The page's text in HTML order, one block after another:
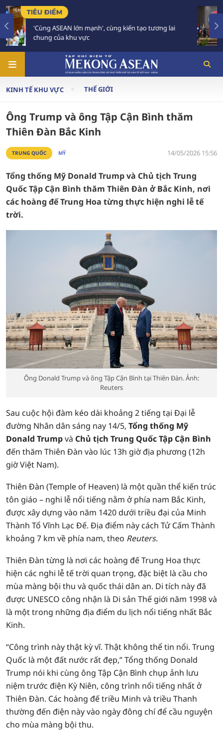
lai
59 năm ASEAN: Giữ vững đoàn kết, định
KINH TẾ KHU VỰC THẾ GIỚI
Ông Trump và ông Tập Cận Bình thăm
Thiên Đàn Bắc Kinh
TRUNG QUỐC MỸ 14/05/2026 15:56
Tổng thống Mỹ Donald Trump và Chủ tịch Trung
Quốc Tập Cận Bình thăm Thiên Đàn ở Bắc Kinh, nơi
các hoàng đế Trung Hoa từng thực hiện nghi lễ tế
trời.
Ông Donald Trump và ông Tập Cận Bình tại Thiên Đàn. Ảnh:
Reuters
Sau cuộc hội đàm kéo dài khoảng 2 tiếng tại Đại lễ
đường Nhân dân sáng nay 14/5, Tổng thống Mỹ
Donald Trumpvà Chủ tịch Trung Quốc Tập Cận Bình
đến thăm Thiên Đàn vào lúc 13h giờ địa phương (12h
giờ Việt Nam).
Thiên Đàn (Temple of Heaven) là một quần thể kiến trúc
tôn giáo – nghi lễ nổi tiếng nằm ở phía nam Bắc Kinh,
được xây dựng vào năm 1420 dưới triều đại của Minh
Thành Tổ Vĩnh Lạc Đế. Địa điểm này cách Tử Cấm Thành
khoảng 7 km về phía nam, theo Reuters.
Thiên Đàn từng là nơi các hoàng đế Trung Hoa thực
hiện các nghi lễ tế trời quan trọng, đặc biệt là cầu cho
mùa màng bội thu và quốc thái dân an. Di tích này đã
được UNESCO công nhận là Di sản Thế giới năm 1998 và
là một trong những địa điểm du lịch nổi tiếng nhất Bắc
Kinh.
“Công trình này thật kỳ vĩ. Thật không thể tin nổi. Trung
Quốc là một đất nước rất đẹp,” Tổng thống Donald
Trump nói khi cùng ông Tập Cận Bình chụp ảnh lưu
niệm trước điện Kỳ Niên, công trình nổi tiếng nhất ở
Thiên Đàn. Các hoàng đế triều Minh và triều Thanh
thường đến điện này vào ngày đông chí để cầu nguyện
cho mùa màng bội thu.